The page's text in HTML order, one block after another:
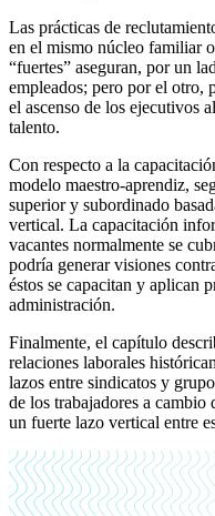
Las prácticas de
en el mismo núcleo familiar
“fuertes” aseguran, por un
empleados; pero por el otro,
el ascenso de los ejecutivos
talento.
Con respecto a la
modelo maestro-aprendiz,
superior y subordinado
vertical. La capacitación
vacantes normalmente se
podría generar visiones
éstos se capacitan y aplican
administración.
Finalmente, el capítulo
relaciones laborales
lazos entre sindicatos y
de los trabajadores a
un fuerte lazo vertical entre